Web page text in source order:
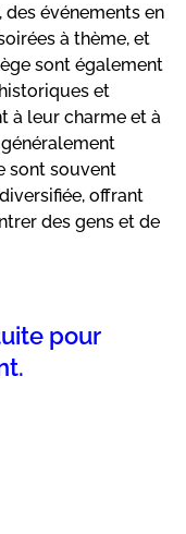
événements en
à thème, et
sont également
et
à leur charme et à
sont souvent
offrant
des gens et de
pour